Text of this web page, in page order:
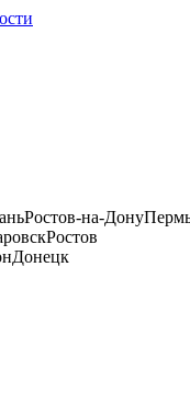
Ростов-на-Дону
Ростов
Донецк